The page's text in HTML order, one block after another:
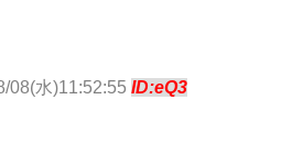
08(水)11:52:55 ID:eQ3